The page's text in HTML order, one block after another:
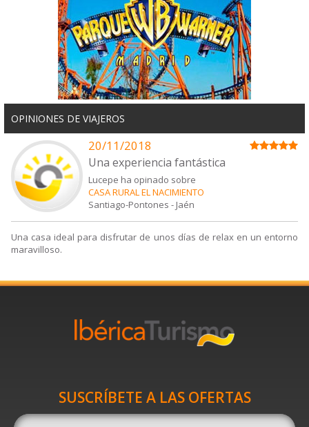
OPINIONES DE VIAJEROS
20/11/2018
Una experiencia fantástica
Lucepe ha opinado sobre
CASA RURAL EL NACIMIENTO
Santiago-Pontones - Jaén
Una casa ideal para disfrutar de unos días de relax en un entorno
maravilloso.
SUSCRÍBETE A LAS OFERTAS